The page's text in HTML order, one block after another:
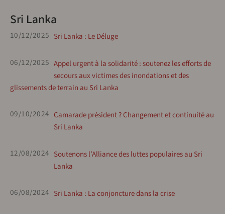
Sri Lanka
10/12/2025 Sri Lanka : Le Déluge
06/12/2025 Appel urgent à la solidarité : soutenez les efforts de
secours aux victimes des inondations et des
glissements de terrain au Sri Lanka
09/10/2024 Camarade président ? Changement et continuité au
Sri Lanka
12/08/2024 Soutenons l’Alliance des luttes populaires au Sri
Lanka
06/08/2024 Sri Lanka : La conjoncture dans la crise